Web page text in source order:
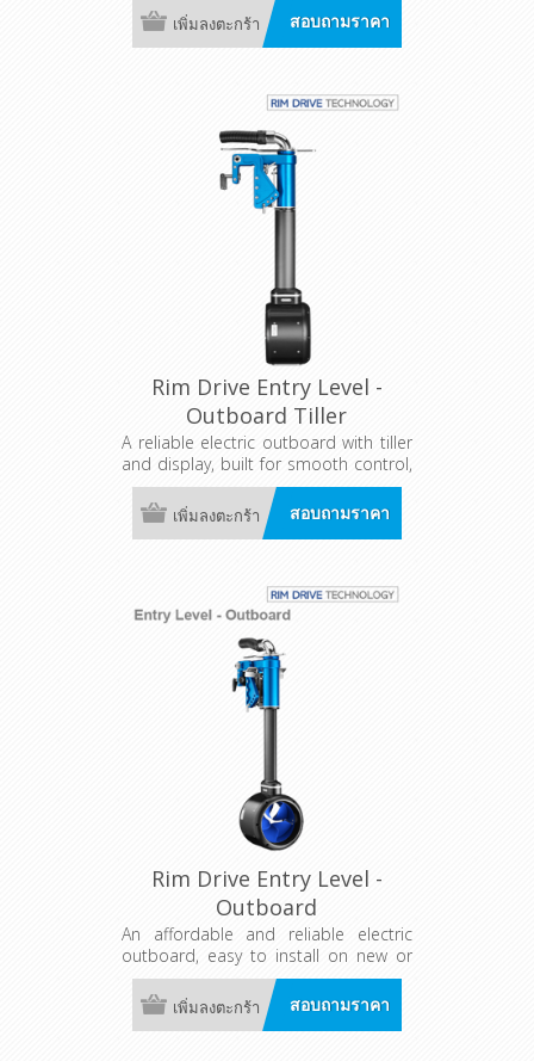
สอบถามราคา
เพิ่มลงตะกร้า
Rim Drive Entry Level -
Outboard Tiller
A reliable electric outboard with tiller
and display, built for smooth control,
efficiency, and quiet performance.
Designed for tough conditions, it
offers precise steering and clear, real-
สอบถามราคา
เพิ่มลงตะกร้า
Rim Drive Entry Level -
Outboard
An affordable and reliable electric
outboard, easy to install on new or
existing boats. Features a universal
trim and tilt bracket with five
positions for efficient power use, plus
สอบถามราคา
เพิ่มลงตะกร้า